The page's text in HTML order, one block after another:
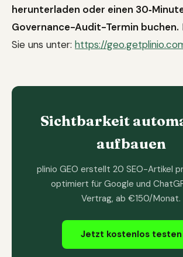
herunterladen oder einen
Governance-Audit-Termin buchen.
Sie uns unter: https://
Sichtbarkeit
aufbauen
plinio GEO erstellt 20 SEO-Artikel
optimiert für Google und
Vertrag, ab €150/Monat.
Jetzt kostenlos testen